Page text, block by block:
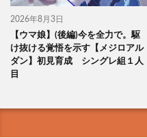
2026年8月3日
【ウマ娘】(後編)今を全力で。駆
け抜ける覚悟を示す【メジロアル
ダン】初見育成 シングレ組１人
目